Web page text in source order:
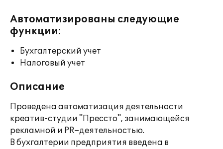
Автоматизированы следующие
функции:
Бухгалтерский учет
Налоговый учет
Описание
Проведена автоматизация деятельности
креатив-студии "Пресcто", занимающейся
рекламной и PR–деятельностью.
В бухгалтерии предприятия введена в